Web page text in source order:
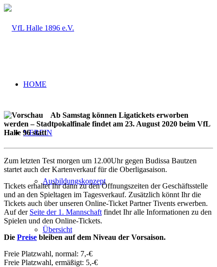
HOME
VEREIN
Ausbildungskonzept
Übersicht
Ab Samstag können Ligatickets erworben
werden – Stadtpokalfinale findet am 23. August 2020 beim VfL
Halle 96 statt
Zum letzten Test morgen um 12.00Uhr gegen Budissa Bautzen
startet auch der Kartenverkauf für die Oberligasaison.
Tickets erhaltet Ihr dann zu den Öffnungszeiten der Geschäftsstelle
und an den Spieltagen im Tagesverkauf. Zusätzlich könnt Ihr die
Tickets auch über unseren Online-Ticket Partner Tivents erwerben.
Auf der Seite der 1. Mannschaft findet Ihr alle Informationen zu den
Spielen und den Online-Tickets.
Die Preise bleiben auf dem Niveau der Vorsaison.
Freie Platzwahl, normal: 7,-€
Freie Platzwahl, ermäßigt: 5,-€